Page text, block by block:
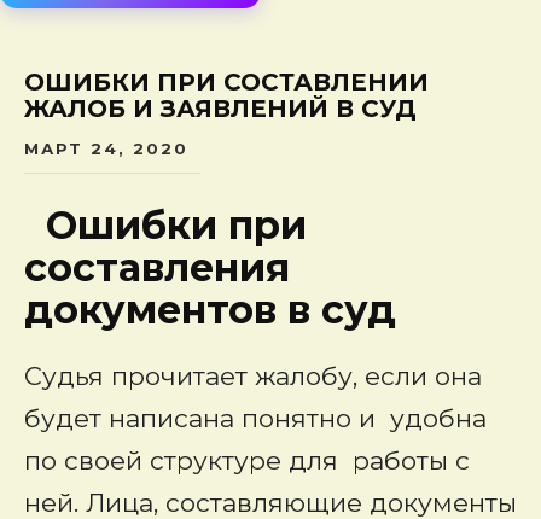
ОШИБКИ ПРИ СОСТАВЛЕНИИ
ЖАЛОБ И ЗАЯВЛЕНИЙ В СУД
МАРТ 24, 2020
Ошибки при
составления
документов в суд
Судья прочитает жалобу, если она
будет написана понятно и удобна
по своей структуре для работы с
ней. Лица, составляющие документы